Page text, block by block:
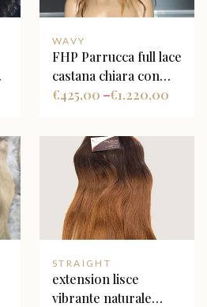
WAVY
FHP Parrucca full lace
castana chiara con
face frame highlight
425,00
€ – 1.220,00
€
STRAIGHT
extension lisce
vibrante naturale